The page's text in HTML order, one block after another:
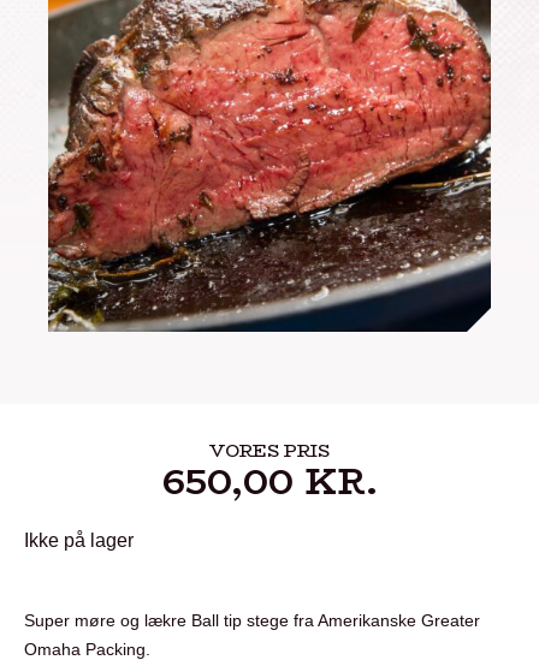
VORES PRIS
650,00 KR.
Ikke på lager
Super møre og lækre Ball tip stege fra Amerikanske Greater
Omaha Packing.